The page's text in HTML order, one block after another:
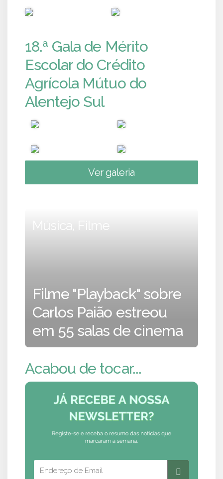
18.ª Gala de Mérito
Escolar do Crédito
Agrícola Mútuo do
Alentejo Sul
Ver galeria
Música, Filme
Filme "Playback" sobre
Carlos Paião estreou
em 55 salas de cinema
Acabou de tocar...